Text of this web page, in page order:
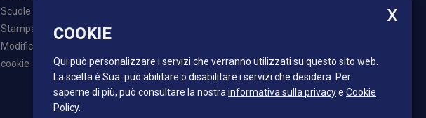
Scuole
Stampa
Modificare le impostazioni dei
cookie
*
Ho letto l'informativa sulla privacy e
acconsento al trattamento dei dati
COOKIE
Qui può personalizzare i servizi che verranno utilizzati su questo sito web.
La scelta è Sua: può abilitare o disabilitare i servizi che desidera. Per
saperne di più, può consultare la nostra informativa sulla privacye Cookie
Policy.